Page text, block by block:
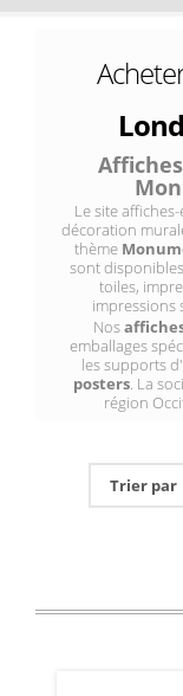
Affiches
Le site
décoration
thème
sont
toiles,
impressions
Nos
emballages
les supports
posters. La
région